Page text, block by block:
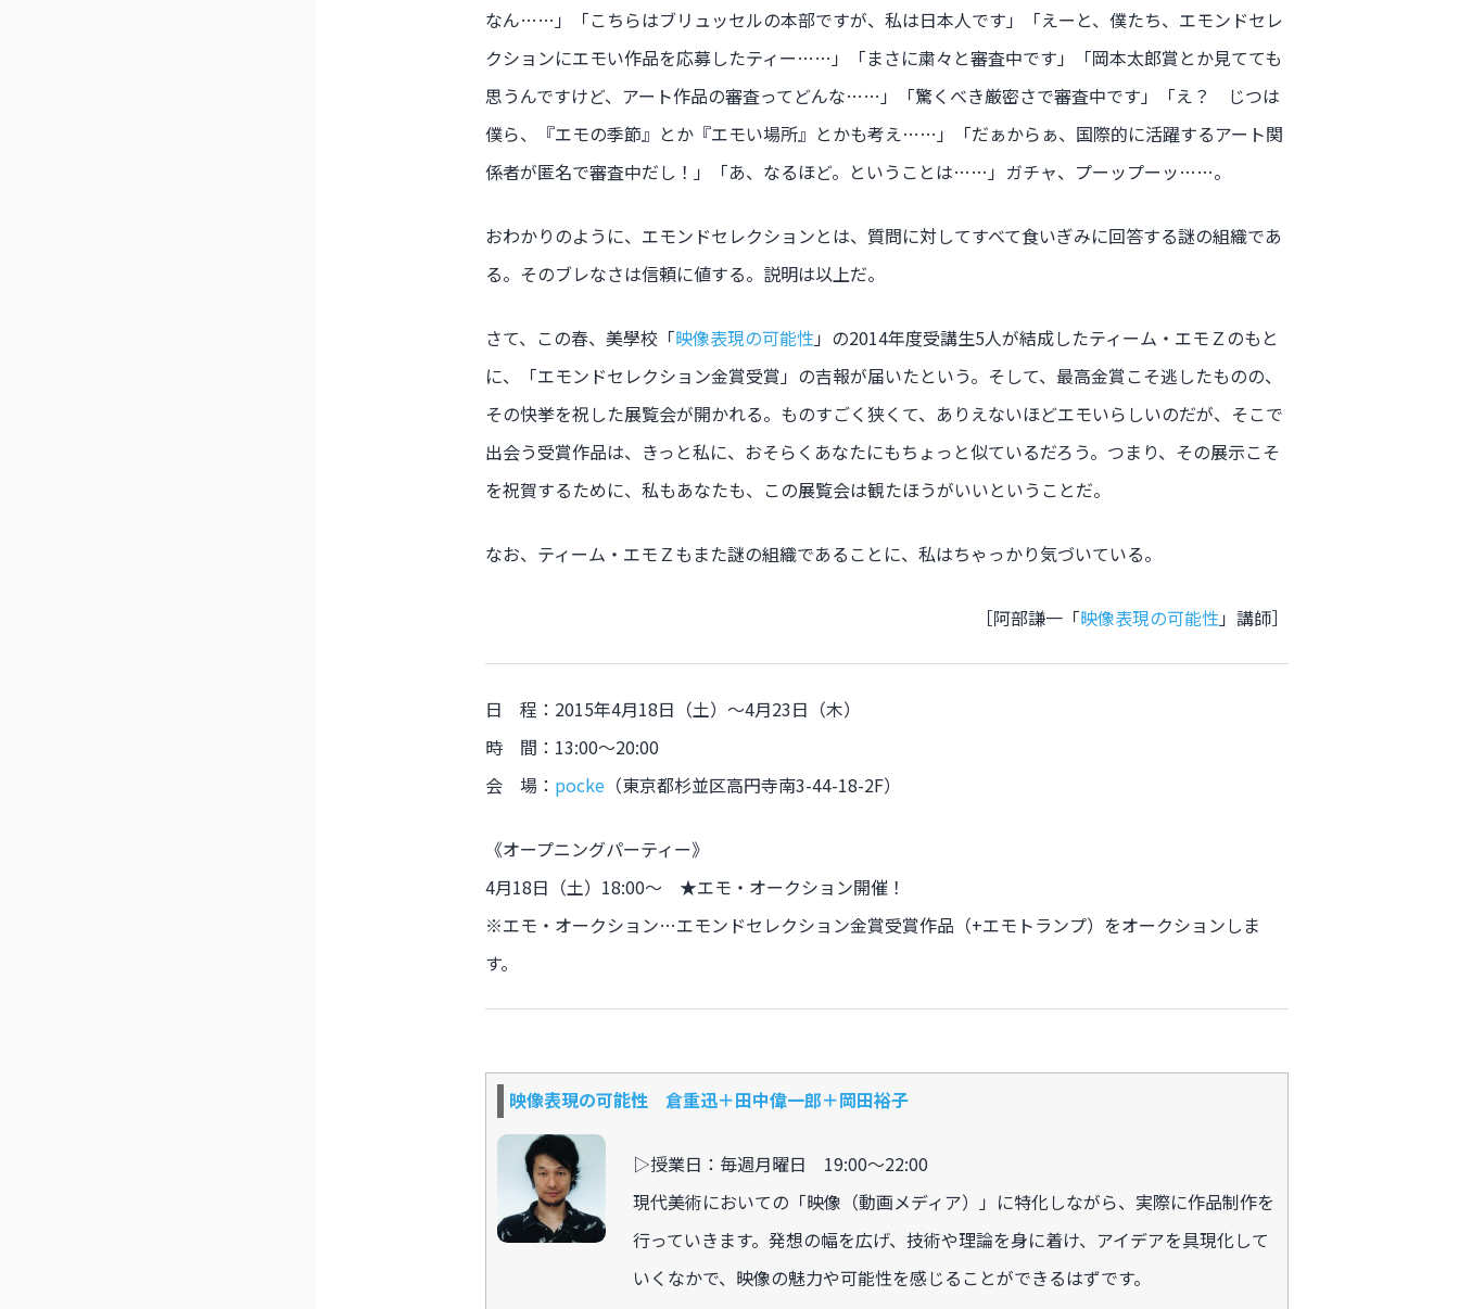
なん……」「こちらはブリュッセルの本部ですが、私は日本人です」「えーと、僕たち、エモンドセレ
クションにエモい作品を応募したティー……」「まさに粛々と審査中です」「岡本太郎賞とか見てても
思うんですけど、アート作品の審査ってどんな……」「驚くべき厳密さで審査中です」「え？ じつは
僕ら、『エモの季節』とか『エモい場所』とかも考え……」「だぁからぁ、国際的に活躍するアート関
係者が匿名で審査中だし！」「あ、なるほど。ということは……」ガチャ、プーップーッ……。
おわかりのように、エモンドセレクションとは、質問に対してすべて食いぎみに回答する謎の組織であ
る。そのブレなさは信頼に値する。説明は以上だ。
さて、この春、美學校「映像表現の可能性」の2014年度受講生5人が結成したティーム・エモＺのもと
に、「エモンドセレクション金賞受賞」の吉報が届いたという。そして、最高金賞こそ逃したものの、
その快挙を祝した展覧会が開かれる。ものすごく狭くて、ありえないほどエモいらしいのだが、そこで
出会う受賞作品は、きっと私に、おそらくあなたにもちょっと似ているだろう。つまり、その展示こそ
を祝賀するために、私もあなたも、この展覧会は観たほうがいいということだ。
なお、ティーム・エモＺもまた謎の組織であることに、私はちゃっかり気づいている。
［阿部謙一「映像表現の可能性」講師］
日 程：2015年4月18日（土）～4月23日（木）
時 間：13:00～20:00
会 場： pocke （東京都杉並区高円寺南3-44-18-2F）
《オープニングパーティー》
4月18日（土）18:00〜 ★エモ・オークション開催！
※エモ・オークション…エモンドセレクション金賞受賞作品（+エモトランプ）をオークションしま
す。
映像表現の可能性 倉重迅＋田中偉一郎＋岡田裕子
▷授業日：毎週月曜日 19:00〜22:00
現代美術においての「映像（動画メディア）」に特化しながら、実際に作品制作を
行っていきます。発想の幅を広げ、技術や理論を身に着け、アイデアを具現化して
いくなかで、映像の魅力や可能性を感じることができるはずです。